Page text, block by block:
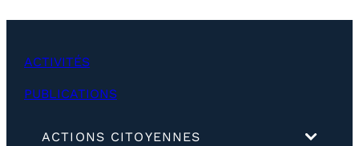
ACTIVITÉS
PUBLICATIONS
ACTIONS CITOYENNES